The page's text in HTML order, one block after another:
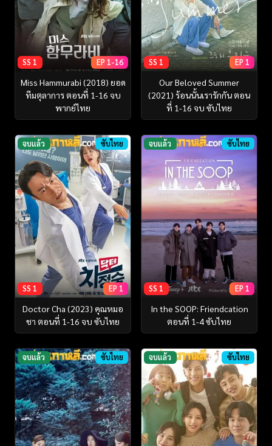
SS 1 EP 1-16
Miss Hammurabi (2018) ยอด
ทีมตุลาการ ตอนที่ 1-16 จบ
พากย์ไทย
SS 1 EP 1
Our Beloved Summer
(2021) ร้อนนั้นเรารักกัน ตอน
ที่ 1-16 จบ ซับไทย
จบแล้ว ซับไทย
SS 1 EP 1
Doctor Cha (2023) คุณหมอ
ชา ตอนที่ 1-16 จบ ซับไทย
จบแล้ว ซับไทย
SS 1 EP 1
In the SOOP: Friendcation
ตอนที่ 1-4 ซับไทย
จบแล้ว ซับไทย จบแล้ว ซับไทย